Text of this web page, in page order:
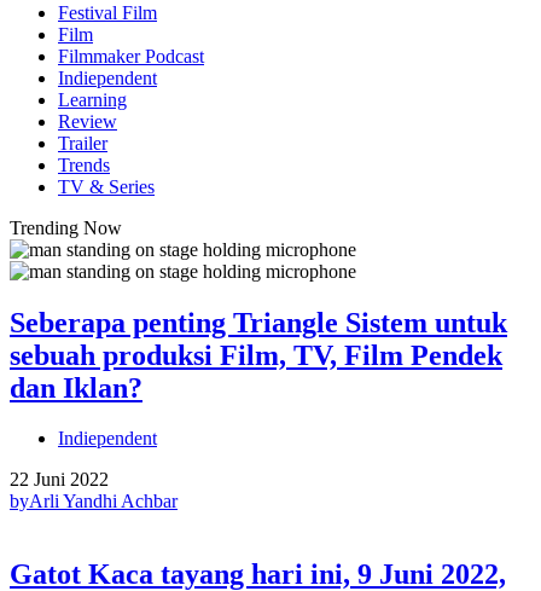
Festival Film
Film
Filmmaker Podcast
Indiependent
Learning
Review
Trailer
Trends
TV & Series
Trending Now
Seberapa penting Triangle Sistem untuk
sebuah produksi Film, TV, Film Pendek
dan Iklan?
Indiependent
22 Juni 2022
byArli Yandhi Achbar
Gatot Kaca tayang hari ini, 9 Juni 2022,